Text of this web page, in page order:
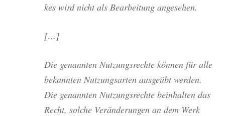
kes wird nicht als Bear­bei­tung angesehen.
[…]
Die genann­ten Nut­zungs­rech­te kön­nen für alle
bekann­ten Nut­zungs­ar­ten aus­ge­übt wer­den.
Die genann­ten Nut­zungs­rech­te beinhal­ten das
Recht, sol­che Ver­än­de­run­gen an dem Werk